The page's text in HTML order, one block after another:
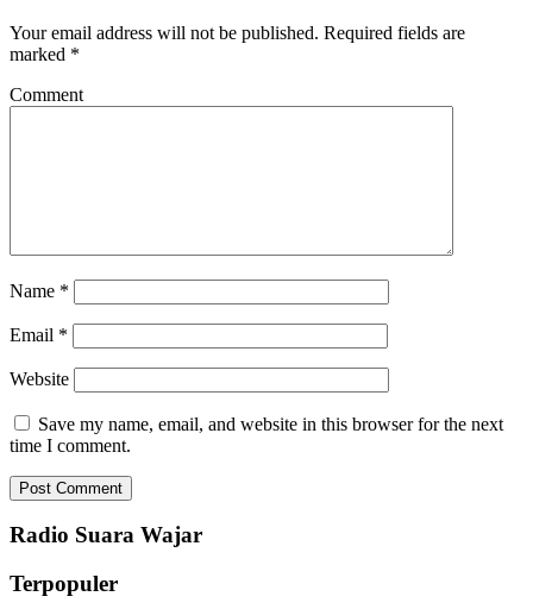
Your email address will not be published. Required fields are
marked *
Comment
Name *
Email *
Website
Save my name, email, and website in this browser for the next
time I comment.
Radio Suara Wajar
Terpopuler